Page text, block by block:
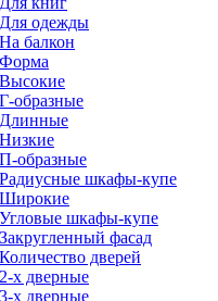
Для одежды
На балкон
Форма
Высокие
Г-образные
Длинные
Низкие
П-образные
Радиусные шкафы-купе
Широкие
Угловые шкафы-купе
Закругленный фасад
Количество дверей
2-х дверные
3-х дверные